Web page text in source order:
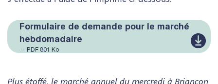
Formulaire de demande pour le marché
hebdomadaire
– PDF 801 Ko
Plus étoffé, le marché annuel du mercredi à Briançon